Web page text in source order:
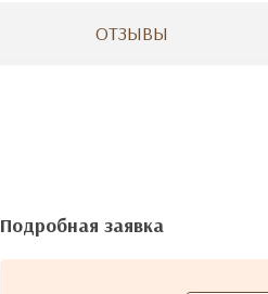
ОТЗЫВЫ
Подробная заявка